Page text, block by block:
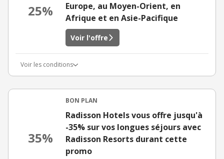
25%
Europe, au Moyen-Orient, en
Afrique et en Asie-Pacifique
Voir l'offre
Voir les conditions
35%
BON PLAN
Radisson Hotels vous offre jusqu'à
-35% sur vos longues séjours avec
Radisson Resorts durant cette
promo